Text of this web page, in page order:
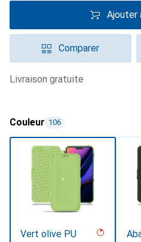
Ajouter
Comparer
livraison gratuite
Couleur 106
Vert olive PU